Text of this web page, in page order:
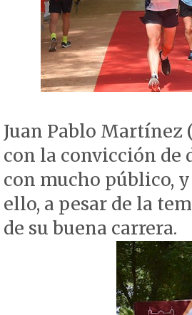
Juan Pablo Martínez
con la convicción de
con mucho público,
ello, a pesar de la
de su buena carrera.